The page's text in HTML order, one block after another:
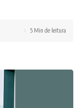
5 Min de leitura